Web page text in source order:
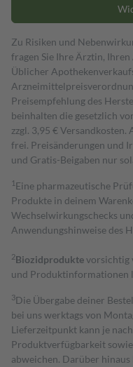
Zu Risiken und
fragen Sie Ihre Ärztin,
Üblicher
Preisempfehlung des
beinhalten die gesetzlich
zzgl. 3,95 €
frei. Preisänderungen und
und Gratis-Beigaben nur
1 Eine pharmazeutische
Produkte in deinem
Wechselwirkungschecks
Anwendungshinweise des
2Biozidproduktevorsichtig
und Produktinformationen
3Die Übergabe deiner
bei uns werktags von
Lieferzeitpunkt kann je
Produktverfügbarkeit
abweichen. Darüber